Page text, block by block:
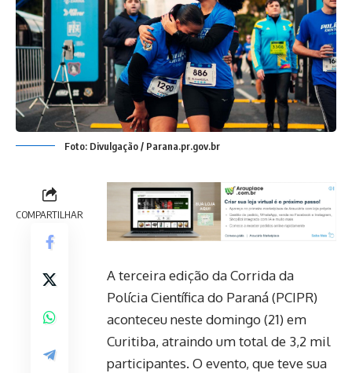
Foto: Divulgação / Parana.pr.gov.br
COMPARTILHAR
A terceira edição da Corrida da
Polícia Científica do Paraná (PCIPR)
aconteceu neste domingo (21) em
Curitiba, atraindo um total de 3,2 mil
participantes. O evento, que teve sua